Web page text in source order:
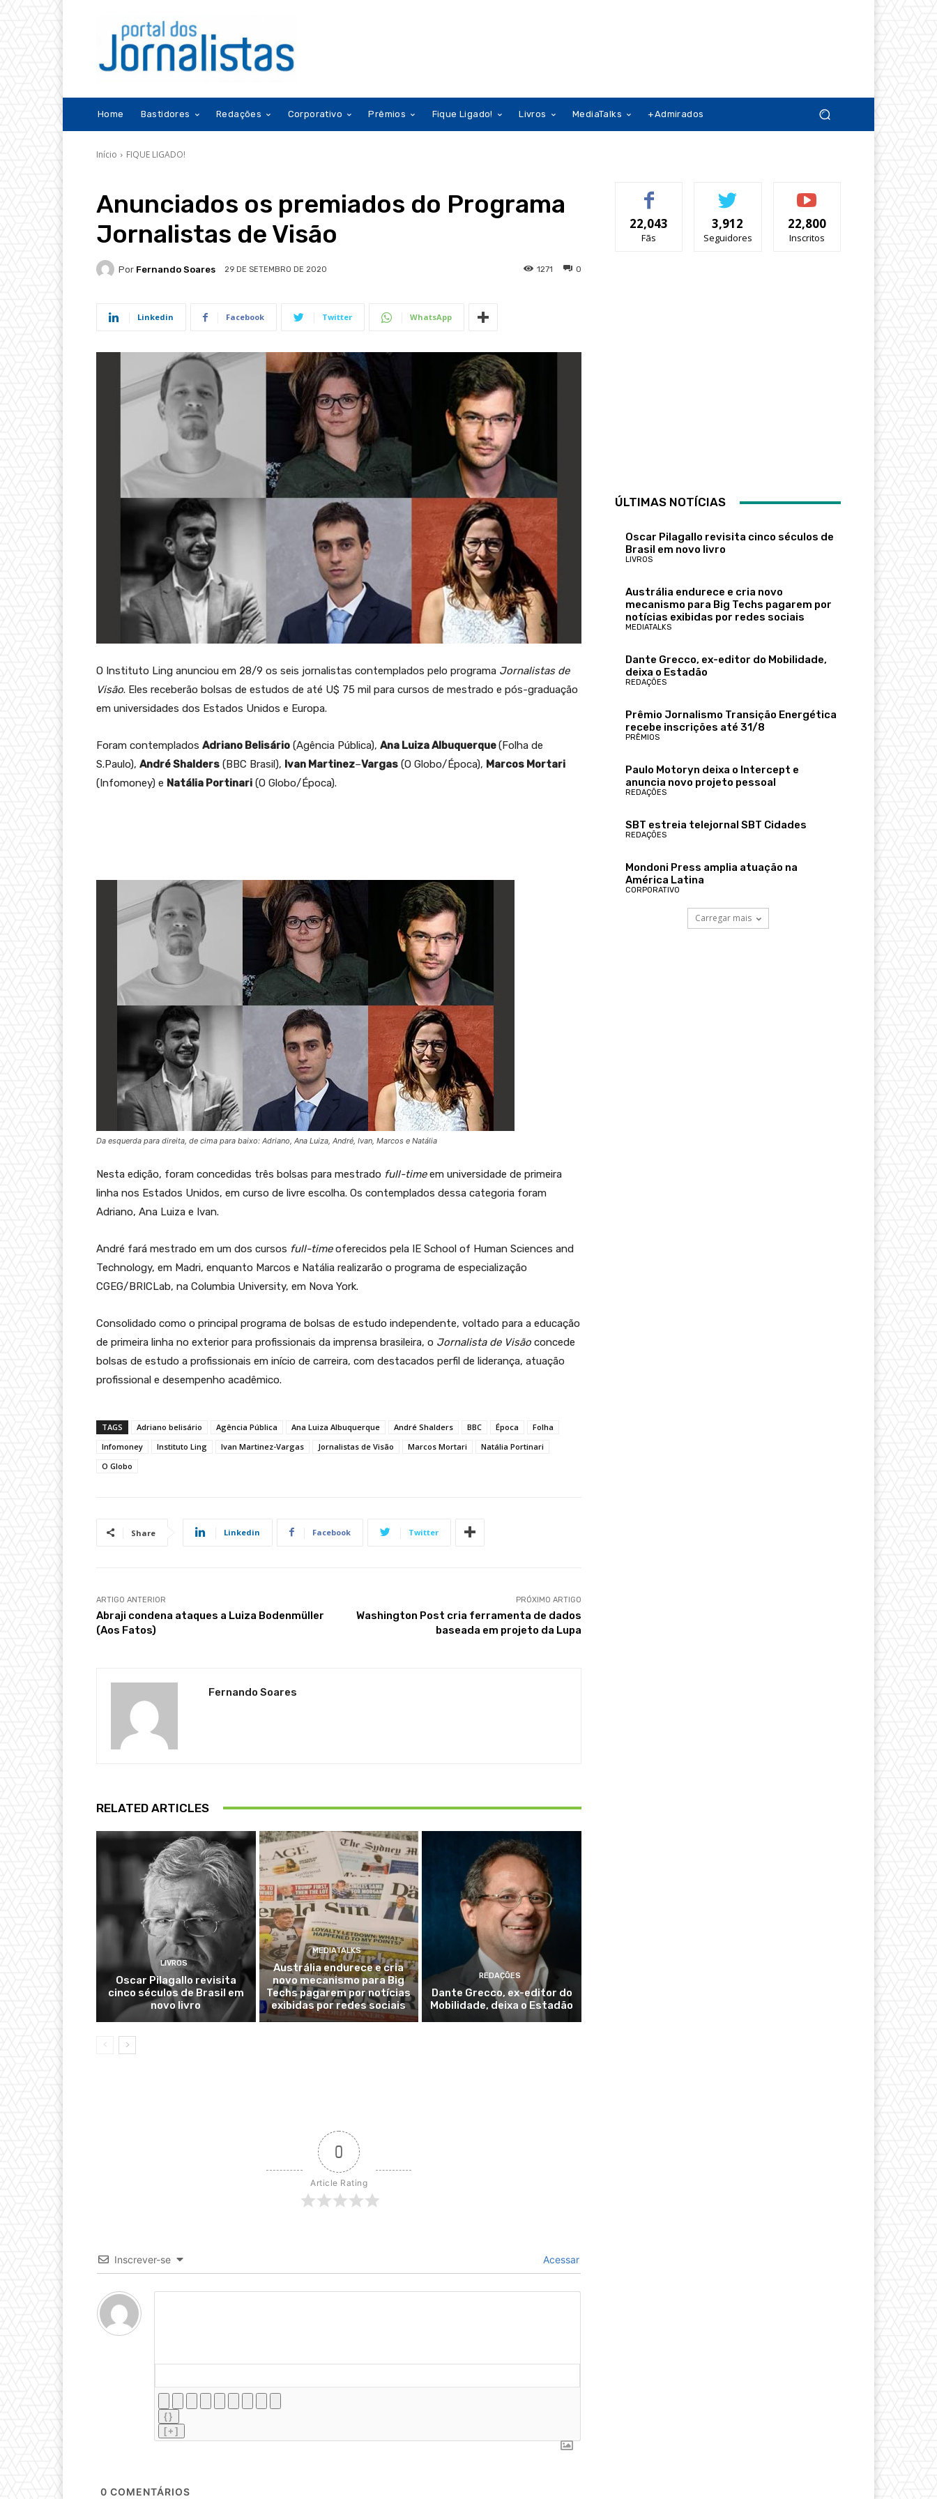
Home Bastidores Redações Corporativo Prêmios Fique Ligado! Livros MediaTalks +Admirados
Início FIQUE LIGADO!
Anunciados os premiados do Programa
Jornalistas de Visão
Por Fernando Soares 29 DE SETEMBRO DE 2020 0
1271
Linkedin Facebook Twitter WhatsApp
O Instituto Ling anunciou em 28/9 os seis jornalistas contemplados pelo programa Jornalistas de
Visão. Eles receberão bolsas de estudos de até U$ 75 mil para cursos de mestrado e pós-graduação
em universidades dos Estados Unidos e Europa.
Foram contemplados Adriano Belisário (Agência Pública), Ana Luiza Albuquerque(Folha de
S.Paulo), André Shalders (BBC Brasil), Ivan Martinez–Vargas (O Globo/Época), Marcos Mortari
(Infomoney) e Natália Portinari (O Globo/Época).
Da esquerda para direita, de cima para baixo: Adriano, Ana Luiza, André, Ivan, Marcos e Natália
Nesta edição, foram concedidas três bolsas para mestrado full-timeem universidade de primeira
linha nos Estados Unidos, em curso de livre escolha. Os contemplados dessa categoria foram
Adriano, Ana Luiza e Ivan.
André fará mestrado em um dos cursos full-timeoferecidos pela IE School of Human Sciences and
Technology, em Madri, enquanto Marcos e Natália realizarão o programa de especialização
CGEG/BRICLab, na Columbia University, em Nova York.
Consolidado como o principal programa de bolsas de estudo independente, voltado para a educação
de primeira linha no exterior para profissionais da imprensa brasileira, o Jornalista de Visão concede
bolsas de estudo a profissionais em início de carreira, com destacados perfil de liderança, atuação
profissional e desempenho acadêmico.
TAGS Adriano belisário Agência Pública Ana Luiza Albuquerque André Shalders BBC Época
Folha
Infomoney
Instituto Ling Ivan Martinez-Vargas Jornalistas de Visão Marcos Mortari
Natália Portinari
O Globo
Share Linkedin Facebook Twitter
ARTIGO ANTERIOR
Abraji condena ataques a Luiza Bodenmüller
(Aos Fatos)
PRÓXIMO ARTIGO
Washington Post cria ferramenta de dados
baseada em projeto da Lupa
Fernando Soares
RELATED ARTICLES
LIVROS
Oscar Pilagallo revisita
cinco séculos de Brasil em
novo livro
MEDIATALKS
Austrália endurece e cria
novo mecanismo para Big
Techs pagarem por notícias
exibidas por redes sociais
REDAÇÕES
Dante Grecco, ex-editor do
Mobilidade, deixa o Estadão
0
Article Rating
Inscrever-se Acessar
{}
[+]
0 COMENTÁRIOS
22,043
Fãs
3,912
Seguidores
22,800
Inscritos
ÚLTIMAS NOTÍCIAS
Oscar Pilagallo revisita cinco séculos de
Brasil em novo livro
LIVROS
Austrália endurece e cria novo
mecanismo para Big Techs pagarem por
notícias exibidas por redes sociais
MEDIATALKS
Dante Grecco, ex-editor do Mobilidade,
deixa o Estadão
REDAÇÕES
Prêmio Jornalismo Transição Energética
recebe inscrições até 31/8
PRÊMIOS
Paulo Motoryn deixa o Intercept e
anuncia novo projeto pessoal
REDAÇÕES
SBT estreia telejornal SBT Cidades
REDAÇÕES
Mondoni Press amplia atuação na
América Latina
CORPORATIVO
Carregar mais